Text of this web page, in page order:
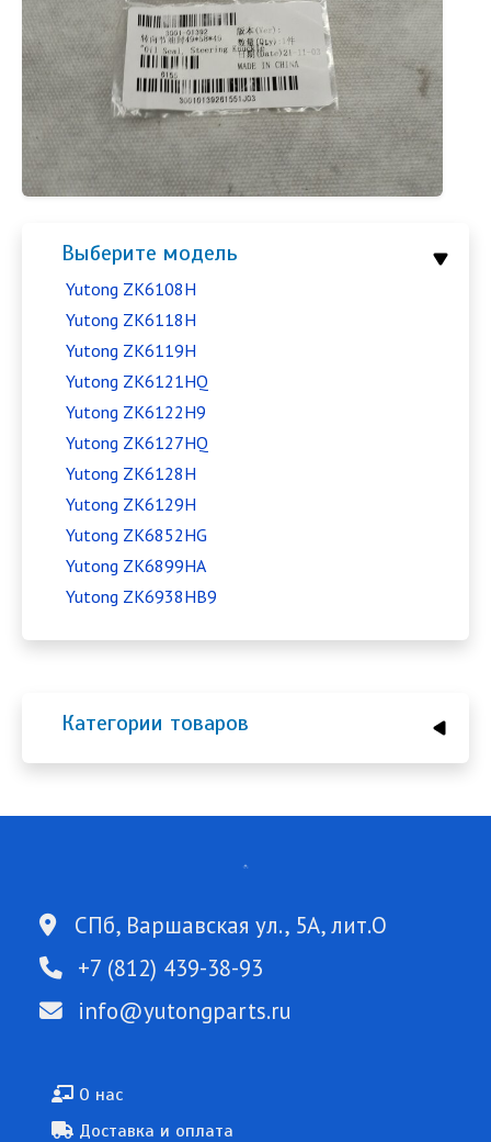
Выберите модель
Yutong ZK6108H
Yutong ZK6118H
Yutong ZK6119H
Yutong ZK6121HQ
Yutong ZK6122H9
Yutong ZK6127HQ
Yutong ZK6128H
Yutong ZK6129H
Yutong ZK6852HG
Yutong ZK6899HA
Yutong ZK6938HB9
Категории товаров
СПб, Варшавская ул., 5А, лит.О
+7 (812) 439-38-93
info@yutongparts.ru
Подвал
О нас
Доставка и оплата